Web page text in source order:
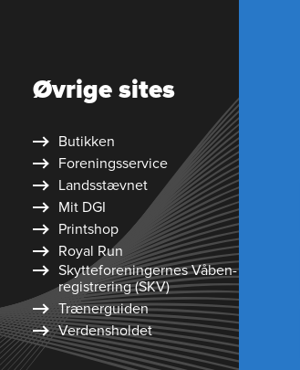
Øvrige sites
Butikken
Foreningsservice
Landsstævnet
Mit DGI
Printshop
Royal Run
Skytte­foreningernes Våben­
registrering (SKV)
Trænerguiden
Verdensholdet